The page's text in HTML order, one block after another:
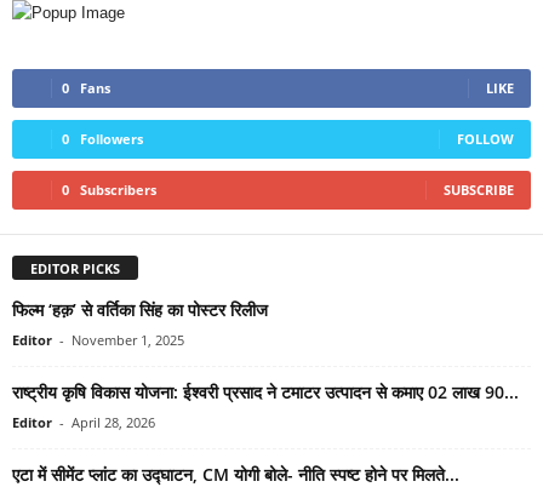
0 Fans LIKE
0 Followers FOLLOW
0 Subscribers SUBSCRIBE
EDITOR PICKS
फिल्म ‘हक़’ से वर्तिका सिंह का पोस्टर रिलीज
Editor - November 1, 2025
राष्ट्रीय कृषि विकास योजना: ईश्वरी प्रसाद ने टमाटर उत्पादन से कमाए 02 लाख 90...
Editor - April 28, 2026
एटा में सीमेंट प्लांट का उद्घाटन, CM योगी बोले- नीति स्पष्ट होने पर मिलते...